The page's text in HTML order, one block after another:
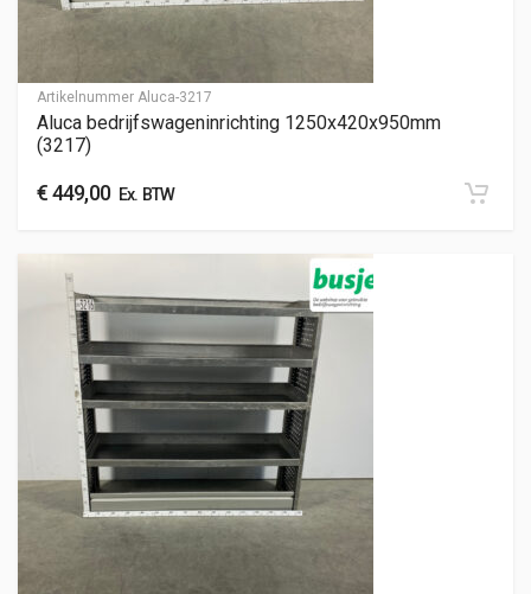
Artikelnummer Aluca-3217
Aluca bedrijfswageninrichting 1250x420x950mm
(3217)
€449,00Ex. BTW